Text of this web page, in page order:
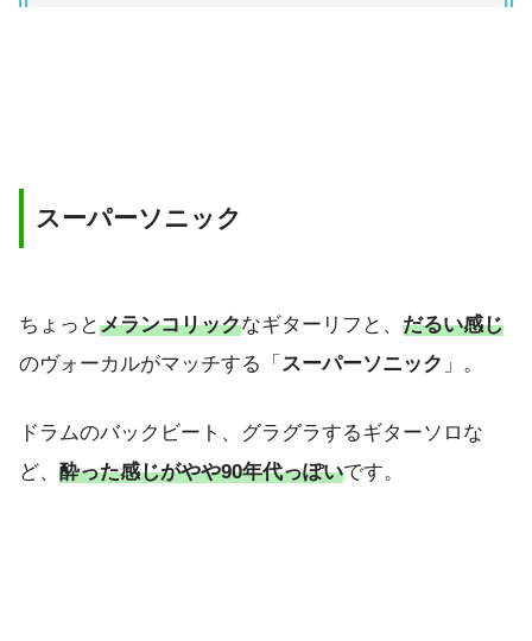
スーパーソニック
ちょっとメランコリックなギターリフと、 だるい感じ
のヴォーカルがマッチする「 スーパーソニック 」。
ドラムのバックビート、グラグラするギターソロな
ど、 酔った感じがやや90年代っぽいです。